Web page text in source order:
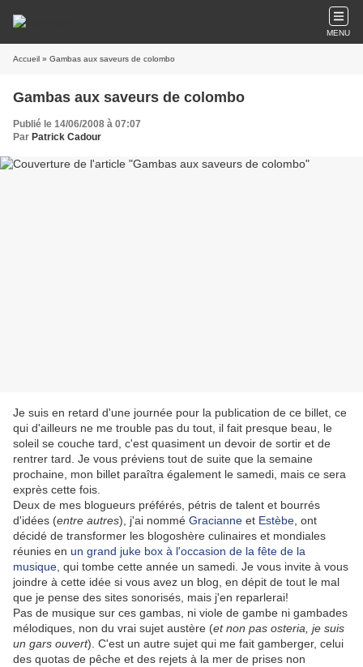
MENU
Accueil » Gambas aux saveurs de colombo
Gambas aux saveurs de colombo
Publié le 14/06/2008 à 07:07
Par Patrick Cadour
Je suis en retard d'une journée pour la publication de ce billet, ce
qui d'ailleurs ne me trouble pas du tout, il fait presque beau, le
soleil se couche tard, c'est quasiment un devoir de sortir et de
rentrer tard. Je vous préviens tout de suite que la semaine
prochaine, mon billet paraîtra également le samedi, mais ce sera
exprès cette fois.
Deux de mes blogueurs préférés, pétris de talent et bourrés
d'idées (entre autres), j'ai nommé Gracianne et Estèbe , ont
décidé de transformer les blogoshère culinaires et mondiales
réunies en un grand juke box à l'occasion de la fête de la
musique , qui tombe cette année un samedi. Je vous invite à vous
joindre à cette idée si vous avez un blog, en dépit de tout le mal
que je pense des sites sonorisés, mais j'en reparlerai!
Pas de musique sur ces gambas, ni viole de gambe ni gambades
mélodiques, non du vrai sujet austère (et non pas osteria, je suis
un gars ouvert). C'est un autre sujet qui me fait gamberger, celui
des quotas de pêche et des rejets à la mer de prises non